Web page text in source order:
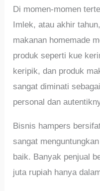
Di momen-momen
Imlek, atau akhir
makanan homemade
produk seperti kue
keripik, dan produk
sangat diminati
personal dan
Bisnis hampers
sangat
baik. Banyak penjual
juta rupiah hanya